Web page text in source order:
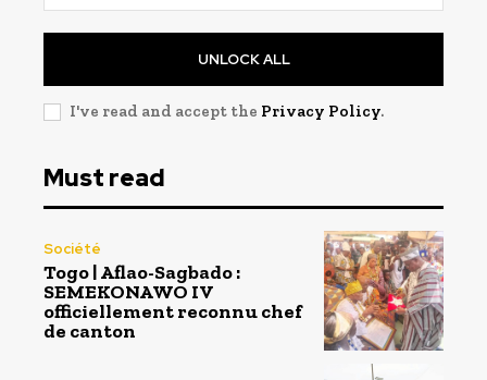
UNLOCK ALL
I've read and accept the Privacy Policy.
Must read
Société
Togo | Aflao-Sagbado :
SEMEKONAWO IV
officiellement reconnu chef
de canton